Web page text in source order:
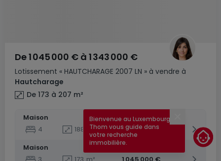
Lotissement « HAUTCHARAGE 2007 LN » à vendre à
Hautcharage
De1 045 000 € à 1 343 000 €
De 173 à 207 m²
Maison
4
188 m²
1 198 000 €
Maison
Bienvenue au Luxembourg !
Thom vous guide dans
votre recherche
immobilière.